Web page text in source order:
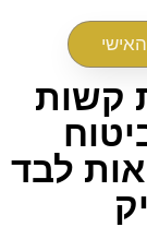
קשות
לבד